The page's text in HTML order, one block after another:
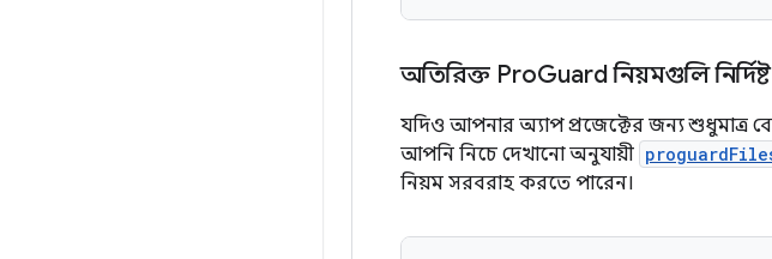
অতিরিক্ত ProGuard নিয়মগুলি
যদিও আপনার অ্যাপ প্রজেক্টের জন্য শুধুমাত্র
আপনি নিচে দেখানো অনুযায়ী
নিয়ম সরবরাহ করতে পারেন।